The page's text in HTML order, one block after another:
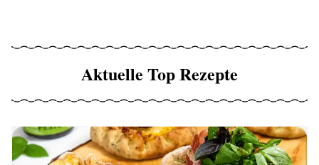
Aktuelle Top Rezepte